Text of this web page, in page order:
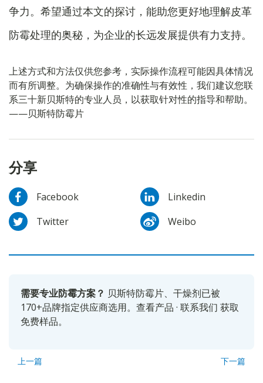
争力。希望通过本文的探讨，能助您更好地理解皮革
防霉处理的奥秘，为企业的长远发展提供有力支持。
上述方式和方法仅供您参考，实际操作流程可能因具体情况
而有所调整。为确保操作的准确性与有效性，我们建议您联
系三十新贝斯特的专业人员，以获取针对性的指导和帮助。
——贝斯特防霉片
分享
Facebook
Linkedin
Twitter
Weibo
需要专业防霉方案？ 贝斯特防霉片、干燥剂已被
170+品牌指定供应商选用。 查看产品 · 联系我们 获取
免费样品。
上一篇 下一篇